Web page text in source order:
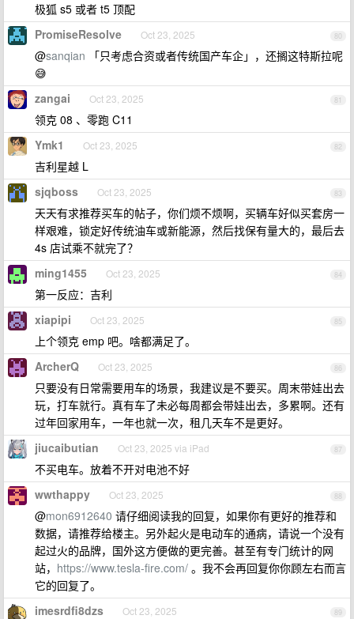
极狐 s5 或者 t5 顶配
80
PromiseResolve Oct 23, 2025
@sanqian 「只考虑合资或者传统国产车企」，还搁这特斯拉呢
😅
81
zangai Oct 23, 2025
领克 08 、零跑 C11
82
Ymk1 Oct 23, 2025
吉利星越 L
83
sjqboss Oct 23, 2025
天天有求推荐买车的帖子，你们烦不烦啊，买辆车好似买套房一
样艰难，锁定好传统油车或新能源，然后找保有量大的，最后去
4s 店试乘不就完了？
84
ming1455 Oct 23, 2025
第一反应：吉利
85
xiapipi Oct 23, 2025
上个领克 emp 吧。啥都满足了。
86
ArcherQ Oct 23, 2025
只要没有日常需要用车的场景，我建议是不要买。周末带娃出去
玩，打车就行。真有车了未必每周都会带娃出去，多累啊。还有
过年回家用车，一年也就一次，租几天车不是更好。
87
jiucaibutian Oct 23, 2025 via iPad
不买电车。放着不开对电池不好
88
wwthappy Oct 23, 2025
@mon6912640 请仔细阅读我的回复，如果你有更好的推荐和
数据，请推荐给楼主。另外起火是电动车的通病，请说一个没有
起过火的品牌，国外这方便做的更完善。甚至有专门统计的网
站， https://www.tesla-fire.com/ 。我不会再回复你你顾左右而言
它的回复了。
89
imesrdfi8dzs Oct 23, 2025